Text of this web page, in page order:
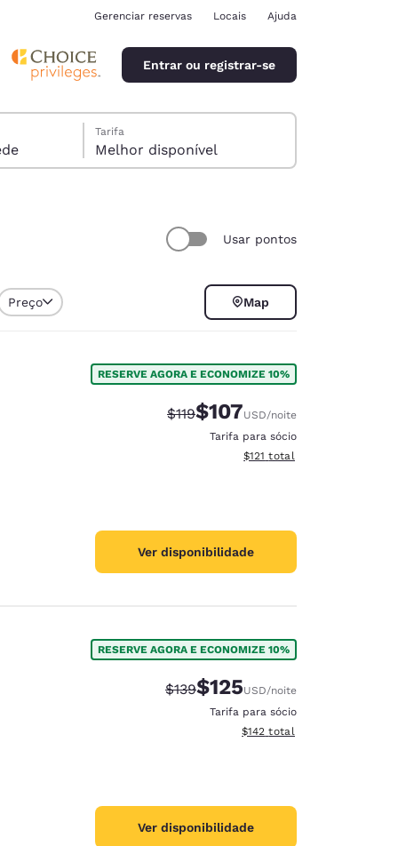
Gerenciar reservas Locais Ajuda
Entrar ou registrar-se
Tarifa
Melhor disponível
Usar pontos
Preço Map
RESERVE AGORA E ECONOMIZE 10%
Tarifa anterior “tachada”:
$119Tarifa com desconto:
$107USD/noite
Tarifa para sócio
Exibir detalhes do total
$121 total
Ver disponibilidade
RESERVE AGORA E ECONOMIZE 10%
Tarifa anterior “tachada”:
$139Tarifa com desconto:
$125USD/noite
Tarifa para sócio
Exibir detalhes do total
$142 total
Ver disponibilidade